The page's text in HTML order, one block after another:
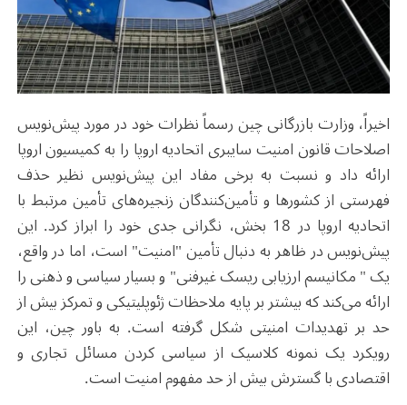
اخیراً، وزارت بازرگانی چین رسماً نظرات خود در مورد پیش‌نویس
اصلاحات قانون امنیت سایبری اتحادیه اروپا را به کمیسیون اروپا
ارائه داد و نسبت به برخی مفاد این پیش‌نویس نظیر حذف
فهرستی از کشورها و تأمین‌کنندگان زنجیره‌های تأمین مرتبط با
اتحادیه اروپا در 18 بخش، نگرانی جدی خود را ابراز کرد. این
پیش‌نویس در ظاهر به دنبال تأمین "امنیت" است، اما در واقع،
یک " مکانیسم ارزیابی ریسک غیرفنی" و بسیار سیاسی و ذهنی را
ارائه می‌کند که بیشتر بر پایه ملاحظات ژئوپلیتیکی و تمرکز بیش از
حد بر تهدیدات امنیتی شکل گرفته است. به باور چین، این
رویکرد یک نمونه کلاسیک از سیاسی کردن مسائل تجاری و
اقتصادی با گسترش بیش از حد مفهوم امنیت است.